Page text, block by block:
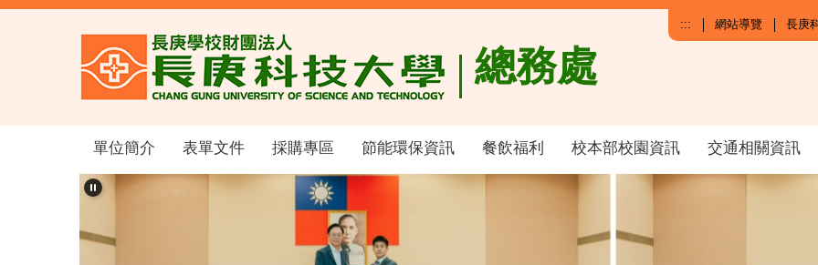
跳
總務處
::: 網站導覽 長庚
單位簡介 表單文件 採購專區 節能環保資訊 餐飲福利 校本部校園資訊 交通相關資訊